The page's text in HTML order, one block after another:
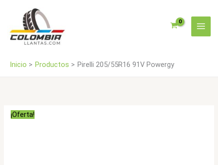
contenido
Inicio Productos Pirelli 205/55R16 91V Powergy
¡Oferta!